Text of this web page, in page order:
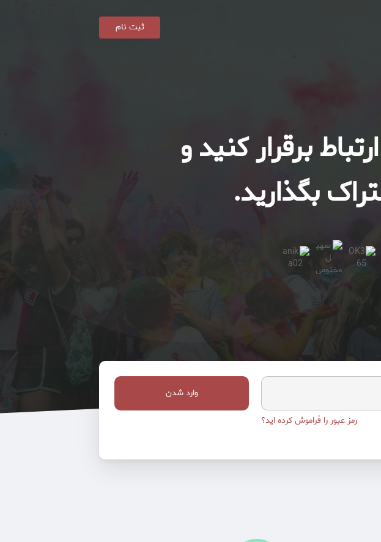
ثبت نام
برقرار کنید و
بگذارید.
رمز عبور را فراموش کرده اید؟
وارد شدن